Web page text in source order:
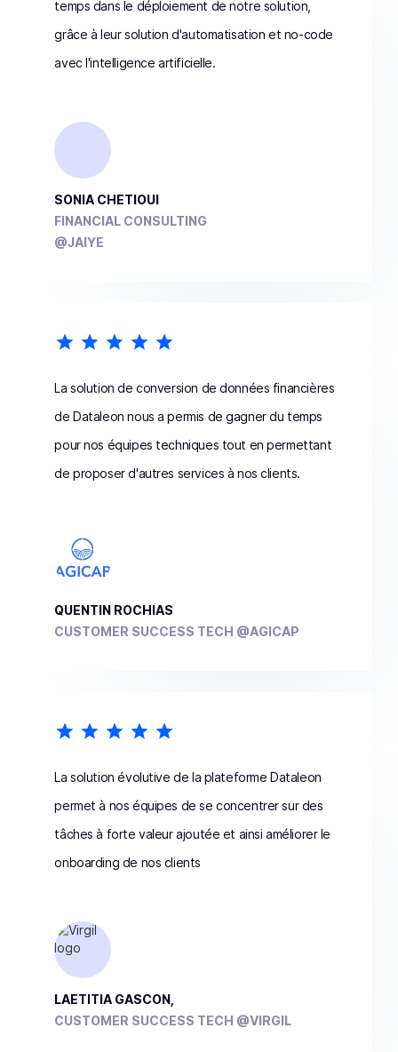
temps dans le déploiement de notre solution,
grâce à leur solution d'automatisation et no-code
avec l'intelligence artificielle.
SONIA CHETIOUI
FINANCIAL CONSULTING
@JAIYE
La solution de conversion de données financières
de Dataleon nous a permis de gagner du temps
pour nos équipes techniques tout en permettant
de proposer d'autres services à nos clients.
QUENTIN ROCHIAS
CUSTOMER SUCCESS TECH @AGICAP
La solution évolutive de la plateforme Dataleon
permet à nos équipes de se concentrer sur des
tâches à forte valeur ajoutée et ainsi améliorer le
onboarding de nos clients
LAETITIA GASCON,
CUSTOMER SUCCESS TECH @VIRGIL